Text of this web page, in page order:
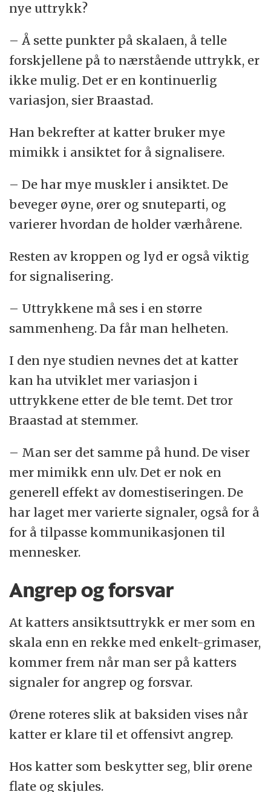
nye uttrykk?
– Å sette punkter på skalaen, å telle
forskjellene på to nærstående uttrykk, er
ikke mulig. Det er en kontinuerlig
variasjon, sier Braastad.
Han bekrefter at katter bruker mye
mimikk i ansiktet for å signalisere.
– De har mye muskler i ansiktet. De
beveger øyne, ører og snuteparti, og
varierer hvordan de holder værhårene.
Resten av kroppen og lyd er også viktig
for signalisering.
– Uttrykkene må ses i en større
sammenheng. Da får man helheten.
I den nye studien nevnes det at katter
kan ha utviklet mer variasjon i
uttrykkene etter de ble temt. Det tror
Braastad at stemmer.
– Man ser det samme på hund. De viser
mer mimikk enn ulv. Det er nok en
generell effekt av domestiseringen. De
har laget mer varierte signaler, også for å
for å tilpasse kommunikasjonen til
mennesker.
Angrep og forsvar
At katters ansiktsuttrykk er mer som en
skala enn en rekke med enkelt-grimaser,
kommer frem når man ser på katters
signaler for angrep og forsvar.
Ørene roteres slik at baksiden vises når
katter er klare til et offensivt angrep.
Hos katter som beskytter seg, blir ørene
flate og skjules.